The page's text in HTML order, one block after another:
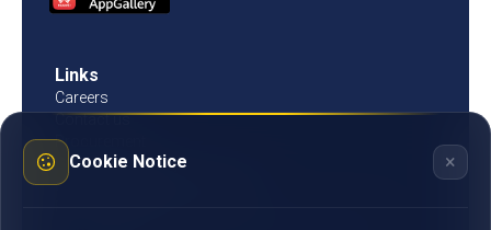
Cookie Notice ×
Links
Careers
Contact us
Procurement
Customer Literacy
Rates, fees and charges